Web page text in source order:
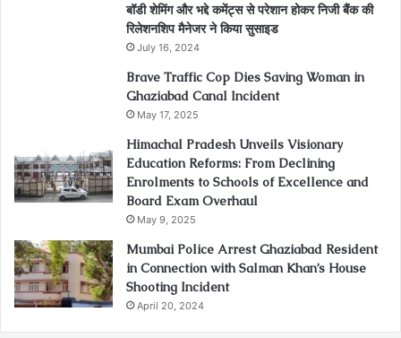
बॉडी शेमिंग और भद्दे कमेंट्स से परेशान होकर निजी बैंक की
रिलेशनशिप मैनेजर ने किया सुसाइड
July 16, 2024
Brave Traffic Cop Dies Saving Woman in
Ghaziabad Canal Incident
May 17, 2025
Himachal Pradesh Unveils Visionary
Education Reforms: From Declining
Enrolments to Schools of Excellence and
Board Exam Overhaul
May 9, 2025
Mumbai Police Arrest Ghaziabad Resident
in Connection with Salman Khan’s House
Shooting Incident
April 20, 2024